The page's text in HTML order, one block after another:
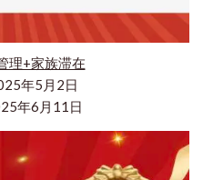
理+家族滞在
年5月2日
年6月11日